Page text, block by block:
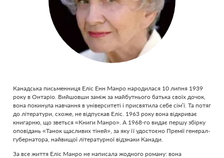
Канадська письменниця Еліс Енн Манро народилася 10 липня 1939
року в Онтаріо. Вийшовши заміж за майбутнього батька своїх дочок,
вона покинула навчання в університеті і присвятила себе сім’ї. Та потяг
до літератури, схоже, не відпускав Еліс. 1963 року вона відкриває
книгарню, що зветься «Книги Манро». А 1968-го видає першу збірку
оповідань «Танок щасливих тіней», за яку її удостоєно Премії генерал-
губернатора, найвищої літературної відзнаки Канади.
За все життя Еліс Манро не написала жодного роману: вона